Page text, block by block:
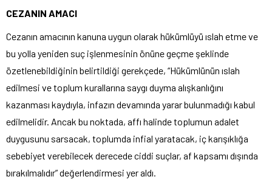
CEZANIN AMACI
Cezanın amacının kanuna uygun olarak hükümlüyü ıslah etme ve
bu yolla yeniden suç işlenmesinin önüne geçme şeklinde
özetlenebildiğinin belirtildiği gerekçede, “Hükümlünün ıslah
edilmesi ve toplum kurallarına saygı duyma alışkanlığını
kazanması kaydıyla, infazın devamında yarar bulunmadığı kabul
edilmelidir. Ancak bu noktada, affı halinde toplumun adalet
duygusunu sarsacak, toplumda infial yaratacak, iç karışıklığa
sebebiyet verebilecek derecede ciddi suçlar, af kapsamı dışında
bırakılmalıdır” değerlendirmesi yer aldı.